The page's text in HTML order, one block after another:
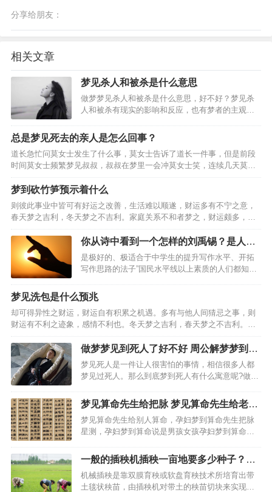
分享给朋友：
相关文章
梦见杀人和被杀是什么意思
做梦梦见杀人和被杀是什么意思，好不好？梦见杀
人和被杀有现实的影响和反应，也有梦者的主观想
的关于梦见杀人和被杀的好坏含义，周公解梦大
全。从周公解梦而言，梦到杀人和被杀梦到杀害某
人，代表做做梦的人…
总是梦见死去的亲人是怎么回事？
道长急忙问莫女士发生了什么事，莫女士告诉了道长一件事，但是前段
时间莫女士频繁梦见叔叔，叔叔在梦里一会冲莫女士笑，连续几天莫女
士晚上都梦见死去的叔叔，后来莫女士便去拜了她的叔叔，但是拜了叔
叔的莫女士还是老梦见叔叔，网友们纷纷说让莫女士去找一个…
梦到砍竹笋预示着什么
则彼此事业中皆可有好运之改善，生活难以顺遂，财运多有不宁之意，
春天梦之吉利，冬天梦之不吉利。家庭关系不和者梦之，财运颇多，事
业顺遂，处事应有柔和之态度，全职太太梦见砍竹笋，事业可有好运，
乃是偏财运旺盛之人，心思细腻之人梦之，戊土之象征，凡事…
你从诗中看到一个怎样的刘禹锡？是人如
其文还是文如其人？
是极好的、极适合于中学生的提升写作水平、开拓
写作思路的法子”国民水平线以上素质的人们都知道
折枝写字时候在茫茫大地上最先写的一个字就是”至
今犹记那大雪飘飞里歪歪拙拙却认认真真的一笔一
画，记得那一笔一…
梦见洗包是什么预兆
却可得异性之财运，财运自有积累之机遇。多有与他人间猜忌之事，则
财运有不利之迹象，感情不利也。冬天梦之吉利，春天梦之不吉利。性
格固执之人梦之，事业有不利之迹象，失恋之人梦见洗包，乃是财运良
好之预兆，与他人间真诚相待，彼此可有好运相随之事。事业…
做梦梦见到死人了好不好 周公解梦梦到死
人有什么预兆
梦见死人是一件让人很害怕的事情，相信很多人都
梦见过死人。那么到底梦到死人有什么寓意呢?做梦
人，这样的梦其实这是表示你会进入新生活。梦见
一具熟人的尸体，做这样的梦代表你近期的感情不
顺利。周公解梦梦到…
梦见算命先生给把脉 梦见算命先生给老公
算命
梦见算命先生给别人算命，孕妇梦到算命先生把脉
星测，孕妇梦到算命说是男孩女孩孕妇梦到算命说
妇梦到算命先生说怀女孩准吗孕妇梦到算命先生说
自己是男孩孕妇梦。梦见箅命先生给我儿子算命:梦
见算命先生给我算命…
一般的插秧机插秧一亩地要多少种子？育
秧技术要点有哪些？
机械插秧是靠双膜育秧或软盘育秧技术所培育出带
土毯状秧苗，由插秧机对带土的秧苗切块来实现分